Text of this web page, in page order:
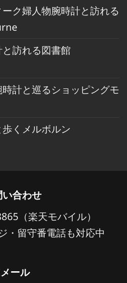
ク婦人物腕時計と訪れる
訪れる図書館
計と巡るショッピングモ
くメルボルン
い合わせ
（楽天モバイル）
・留守番電話も対応中
ール